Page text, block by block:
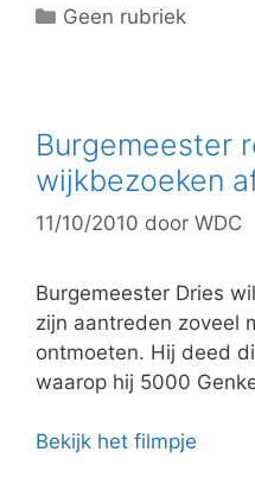
C
g
o
r
i
ë
n
Geen rubriek
Burgemeester
wijkbezoeken
11/10/2010 door WDC
Burgemeester Dries
zijn aantreden zoveel
ontmoeten. Hij deed
waarop hij 5000
Bekijk het filmpje